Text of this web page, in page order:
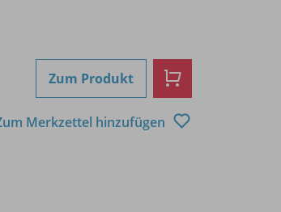
Zum Produkt
Merkzettel hinzufügen